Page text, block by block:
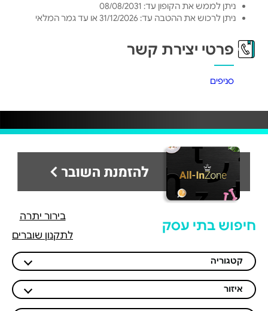
ניתן לממש את הקופון עד: 08/08/2031
ניתן לרכוש את ההטבה עד: 31/12/2026 או עד גמר המלאי
פרטי יצירת קשר
סניפים
חיפוש בתי עסק
בירור יתרה
לתקנון שוברים
קטגוריה
איזור